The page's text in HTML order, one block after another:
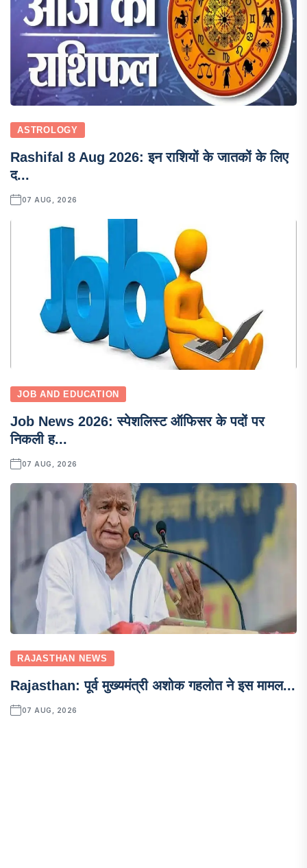
ASTROLOGY
Rashifal 8 Aug 2026: इन राशियों के जातकों के लिए
द...
07 AUG, 2026
JOB AND EDUCATION
Job News 2026: स्पेशलिस्ट ऑफिसर के पदों पर
निकली ह...
07 AUG, 2026
RAJASTHAN NEWS
Rajasthan: पूर्व मुख्यमंत्री अशोक गहलोत ने इस मामल...
07 AUG, 2026